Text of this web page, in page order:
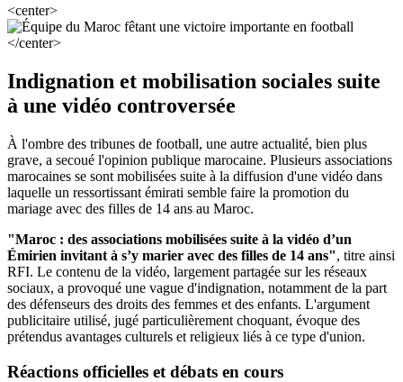
<center>
</center>
Indignation et mobilisation sociales suite
à une vidéo controversée
À l'ombre des tribunes de football, une autre actualité, bien plus
grave, a secoué l'opinion publique marocaine. Plusieurs associations
marocaines se sont mobilisées suite à la diffusion d'une vidéo dans
laquelle un ressortissant émirati semble faire la promotion du
mariage avec des filles de 14 ans au Maroc.
"Maroc : des associations mobilisées suite à la vidéo d’un
Émirien invitant à s’y marier avec des filles de 14 ans", titre ainsi
RFI. Le contenu de la vidéo, largement partagée sur les réseaux
sociaux, a provoqué une vague d'indignation, notamment de la part
des défenseurs des droits des femmes et des enfants. L'argument
publicitaire utilisé, jugé particulièrement choquant, évoque des
prétendus avantages culturels et religieux liés à ce type d'union.
Réactions officielles et débats en cours